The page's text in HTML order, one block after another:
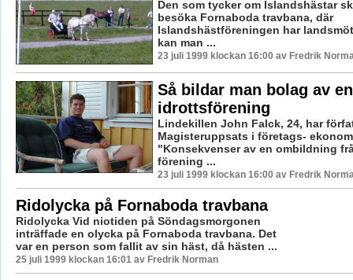
Den som tycker om Islandshästar
besöka Fornaboda travbana, där
Islandshästföreningen har
kan man ...
23 juli 1999 klockan 16:00 av Fredrik
Så bildar man bolag av en
idrottsförening
Lindekillen John Falck, 24, har
Magisteruppsats i företags-
"Konsekvenser av en ombildning
förening ...
23 juli 1999 klockan 16:00 av Fredrik
Ridolycka på Fornaboda travbana
Ridolycka Vid niotiden på Söndagsmorgonen
inträffade en olycka på Fornaboda travbana. Det
var en person som fallit av sin häst, då hästen ...
25 juli 1999 klockan 16:01 av Fredrik Norman